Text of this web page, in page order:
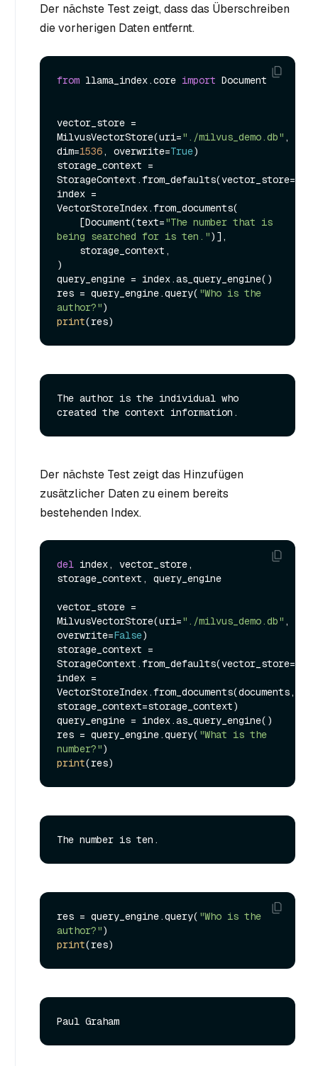
Der nächste Test zeigt, dass das Überschreiben
die vorherigen Daten entfernt.
from llama_index.core import Document
vector_store =
MilvusVectorStore(uri="./milvus_demo.db" ,
dim=1536 , overwrite=True)
storage_context =
index =
VectorStoreIndex.from_documents(
    [Document(text=
"The number that is
being searched for is ten.")],
)
query_engine = index.as_query_engine()
res = query_engine.query( "Who is the
author?"
print
The author is the individual who
Der nächste Test zeigt das Hinzufügen
zusätzlicher Daten zu einem bereits
bestehenden Index.
del index, vector_store,
storage_context, query_engine
vector_store =
MilvusVectorStore(uri="./milvus_demo.db" ,
overwrite=False)
storage_context =
index =
VectorStoreIndex.from_documents(documents,
storage_context=storage_context)
query_engine = index.as_query_engine()
res = query_engine.query( "What is the
number?"
print
res = query_engine.query( "Who is the
author?"
print